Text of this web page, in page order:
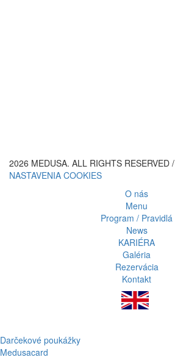
2026 MEDUSA. ALL RIGHTS RESERVED /
NASTAVENIA COOKIES
O nás
Menu
Program / Pravidlá
News
KARIÉRA
Galéria
Rezervácia
Kontakt
Darčekové poukážky
Medusacard